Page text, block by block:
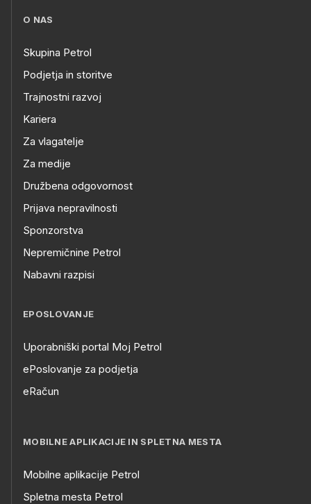
O NAS
Skupina Petrol
Podjetja in storitve
Trajnostni razvoj
Kariera
Za vlagatelje
Za medije
Družbena odgovornost
Prijava nepravilnosti
Sponzorstva
Nepremičnine Petrol
Nabavni razpisi
EPOSLOVANJE
Uporabniški portal Moj Petrol
ePoslovanje za podjetja
eRačun
MOBILNE APLIKACIJE IN SPLETNA MESTA
Mobilne aplikacije Petrol
Spletna mesta Petrol